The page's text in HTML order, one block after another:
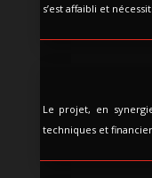
s’est affaibli et
Le projet, en
techniques et